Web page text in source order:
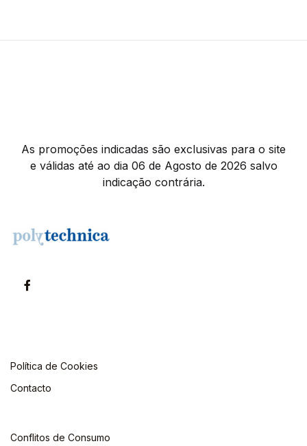
As promoções indicadas são exclusivas para o site
e válidas até ao dia 06 de Agosto de 2026 salvo
indicação contrária.
Política de Cookies
Contacto
Conflitos de Consumo